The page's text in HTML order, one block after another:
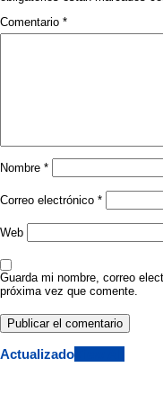
Comentario *
Nombre *
Correo electrónico *
Web
Guarda mi nombre, correo
próxima vez que comente.
Actualizado